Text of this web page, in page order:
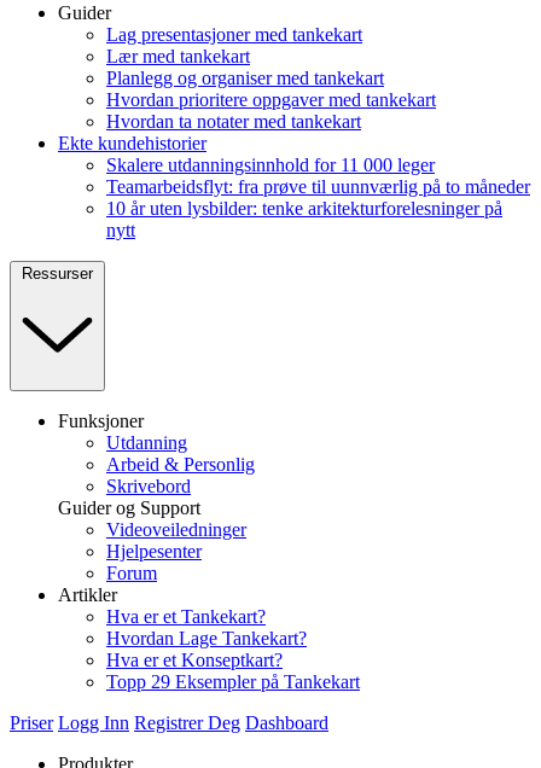
Guider
Lag presentasjoner med tankekart
Lær med tankekart
Planlegg og organiser med tankekart
Hvordan prioritere oppgaver med tankekart
Hvordan ta notater med tankekart
Ekte kundehistorier
Skalere utdanningsinnhold for 11 000 leger
Teamarbeidsflyt: fra prøve til uunnværlig på to måneder
10 år uten lysbilder: tenke arkitekturforelesninger på
nytt
Ressurser
Funksjoner
Utdanning
Arbeid & Personlig
Skrivebord
Guider og Support
Videoveiledninger
Hjelpesenter
Forum
Artikler
Hva er et Tankekart?
Hvordan Lage Tankekart?
Hva er et Konseptkart?
Topp 29 Eksempler på Tankekart
Priser Logg Inn Registrer Deg Dashboard
Produkter